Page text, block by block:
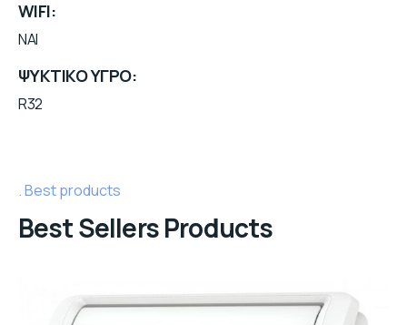
WIFI
NAI
ΨΥΚΤΙΚΟ ΥΓΡΟ
R32
Best products
Best Sellers Products